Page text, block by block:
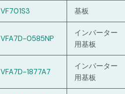
VF701S3 基板
VFA7D-0585NP
インバーター
用基板
VFA7D-1877A7
インバーター
用基板